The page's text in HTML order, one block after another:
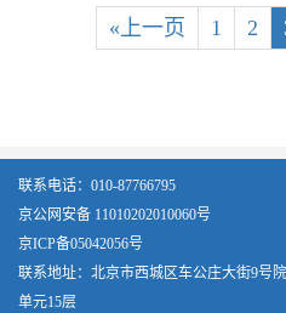
«上一页 1 2
联系电话：010-87766795
京公网安备 11010202010060号
京ICP备05042056号
联系地址：北京市西城区车公庄大街9号
单元15层